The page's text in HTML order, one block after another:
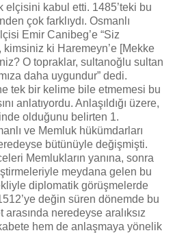
elçisini kabul etti. 1485’teki bu
çok farklıydı. Osmanlı
Emir Canibeg’e “Siz
kimsiniz ki Haremeyn’e [Mekke
O topraklar, sultanoğlu sultan
daha uygundur” dedi.
tek bir kelime bile etmemesi bu
anlatıyordu. Anlaşıldığı üzere,
olduğunu belirten 1.
ve Memluk hükümdarları
bütünüyle değişmişti.
Memlukların yanına, sonra
meydana gelen bu
diplomatik görüşmelerde
değin süren dönemde bu
neredeyse aralıksız
hem de anlaşmaya yönelik